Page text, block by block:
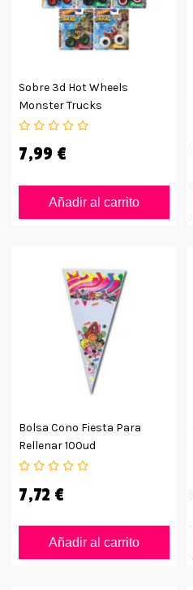
Sobre 3d Hot Wheels
Monster Trucks
7,99 €
Añadir al carrito
Bolsa Cono Fiesta Para
Rellenar 100ud
7,72 €
Añadir al carrito